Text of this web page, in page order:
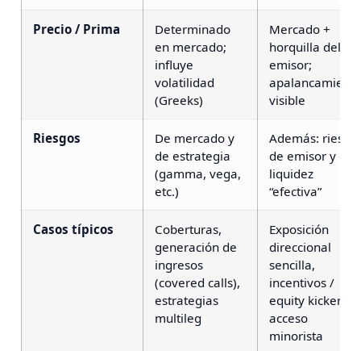
Precio / Prima
Determinado
en mercado;
influye
volatilidad
(Greeks)
Mercado +
horquilla del
emisor;
apalancamiento
visible
Riesgos
De mercado y
de estrategia
(gamma, vega,
etc.)
Además: riesgo
de emisor y de
liquidez
“efectiva”
Casos típicos
Coberturas,
generación de
ingresos
(covered calls),
estrategias
multileg
Exposición
direccional
sencilla,
incentivos /
equity kicker,
acceso
minorista